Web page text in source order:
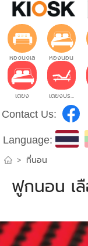
ห้องนั่งเล่น ห้องนอน
เตียง เตียงปรับระดับ
Contact Us:
Language:
> ที่นอน
ฟูกนอน เลื